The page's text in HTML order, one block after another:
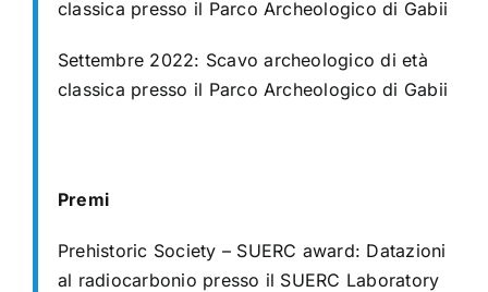
classica presso il Parco Archeologico di Gabii
Settembre 2022: Scavo archeologico di età
classica presso il Parco Archeologico di Gabii
Premi
Prehistoric Society – SUERC award: Datazioni
al radiocarbonio presso il SUERC Laboratory